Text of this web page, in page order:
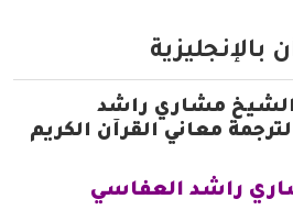
بالإنجليزية
الشيخ مشاري راشد
معاني القرآن الكريم
راشد العفاسي